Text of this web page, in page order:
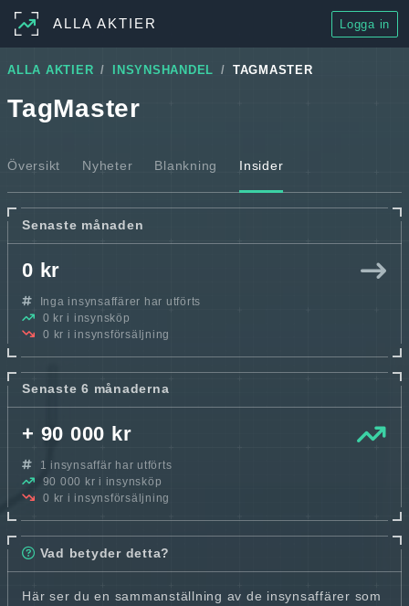
ALLA AKTIER Logga in
ALLA AKTIER INSYNSHANDEL TAGMASTER
TagMaster
Översikt Nyheter Blankning Insider
Senaste månaden
0 kr
Inga insynsaffärer har utförts
0 kr i insynsköp
0 kr i insynsförsäljning
Senaste 6 månaderna
+ 90 000 kr
1 insynsaffär har utförts
90 000 kr i insynsköp
0 kr i insynsförsäljning
Vad betyder detta?
Här ser du en sammanställning av de insynsaffärer som